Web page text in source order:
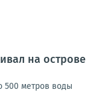
на острове
500 метров воды